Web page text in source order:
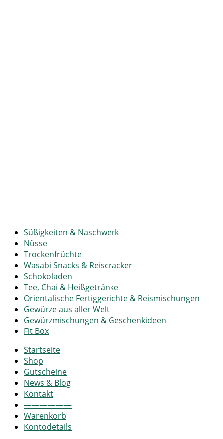
Süßigkeiten & Naschwerk
Nüsse
Trockenfrüchte
Wasabi Snacks & Reiscracker
Schokoladen
Tee, Chai & Heißgetränke
Orientalische Fertiggerichte & Reismischungen
Gewürze aus aller Welt
Gewürzmischungen & Geschenkideen
Fit Box
Startseite
Shop
Gutscheine
News & Blog
Kontakt
——————
Warenkorb
Kontodetails